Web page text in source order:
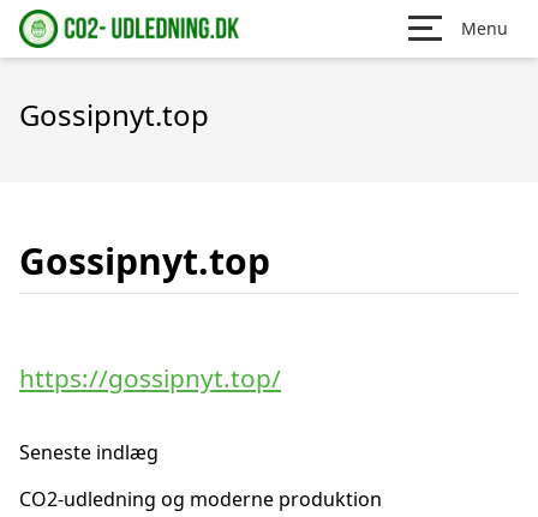
Menu
Gossipnyt.top
Gossipnyt.top
https://gossipnyt.top/
Seneste indlæg
CO2-udledning og moderne produktion